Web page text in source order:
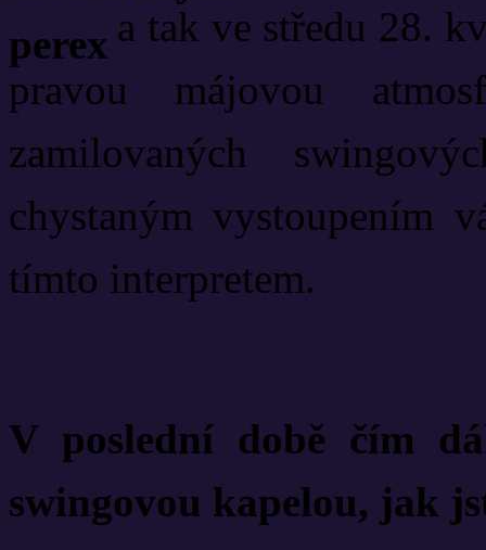
a tak ve středu 28.
pravou májovou
zamilovaných
chystaným vystoupením
tímto interpretem.
V poslední době čím
swingovou kapelou, jak